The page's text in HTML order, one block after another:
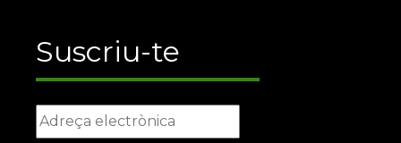
Suscriu-te